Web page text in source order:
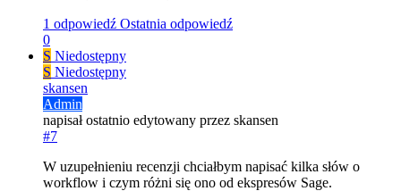
1 odpowiedź Ostatnia odpowiedź
0
S Niedostępny
S Niedostępny
skansen
Admin
napisałostatnio edytowany przez skansen
#7
W uzupełnieniu recenzji chciałbym napisać kilka słów o
workflow i czym różni się ono od ekspresów Sage.